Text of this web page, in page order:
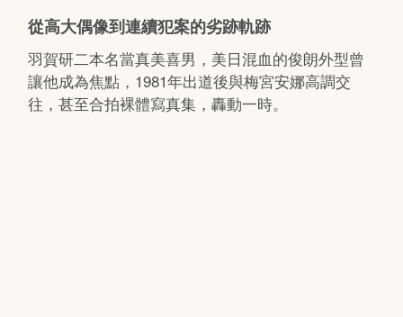
從高大偶像到連續犯案的劣跡軌跡
羽賀研二本名當真美喜男，美日混血的俊朗外型曾
讓他成為焦點，1981年出道後與梅宮安娜高調交
往，甚至合拍裸體寫真集，轟動一時。